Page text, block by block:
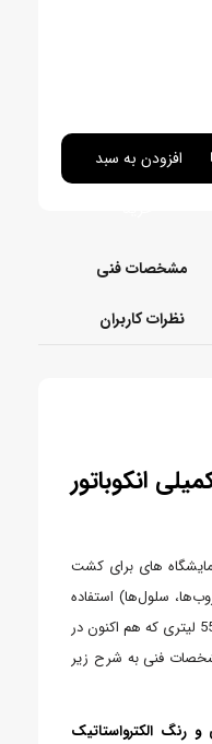
افزودن به سبد
مشخصات فنی
نظرات کاربران
انکوباتور
های برای کشت
سلول‌ها) استفاده
می‌شود، انکوباتور شیکردار هوشمند 55 لیتری که هم اکنون در
فنی به شرح زیر
رنگ الکترواستاتیک